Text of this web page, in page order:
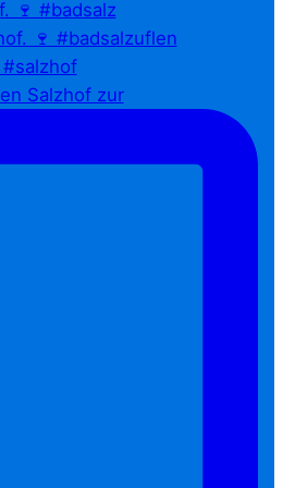
🍷 #badsalz
Salzhof zur